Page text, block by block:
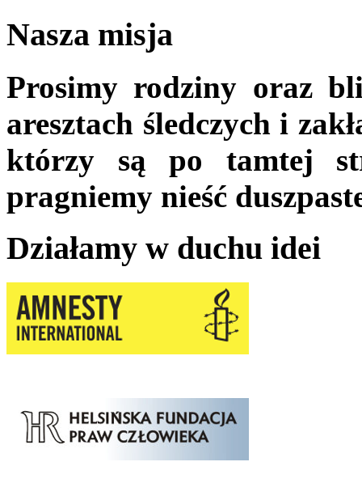
Nasza misja
Prosimy rodziny oraz
aresztach śledczych i
którzy są po tamtej
pragniemy nieść
Działamy w duchu idei